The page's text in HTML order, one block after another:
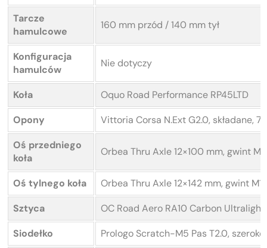
Tarcze
hamulcowe
160 mm przód / 140 mm tył
Konfiguracja
hamulców
Nie dotyczy
Koła
Oquo Road Performance RP45LTD
Opony
Vittoria Corsa N.Ext G2.0, składane,
Oś przedniego
koła
Orbea Thru Axle 12×100 mm, gwint
Oś tylnego koła
Orbea Thru Axle 12×142 mm, gwint
Sztyca
OC Road Aero RA10 Carbon
Siodełko
Prologo Scratch-M5 Pas T2.0,